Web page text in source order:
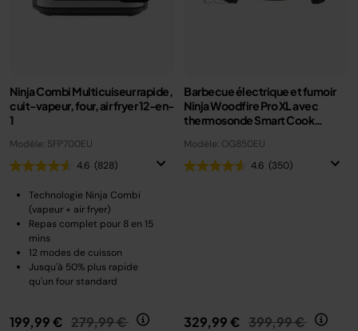
Ninja Combi Multicuiseur rapide,
cuit-vapeur, four, air fryer 12-en-
1
Modèle: SFP700EU
4.6 (828)
Technologie Ninja Combi
(vapeur + air fryer)
Repas complet pour 8 en 15
mins
12 modes de cuisson
Jusqu'à 50% plus rapide
qu'un four standard
199,99 € Prix réduit de
279,99 € au
Barbecue électrique et fumoir
Ninja Woodfire Pro XL avec
thermosonde Smart Cook
Modèle: OG850EU
4.6 (350)
329,99 € Prix réduit de
399,99 € au